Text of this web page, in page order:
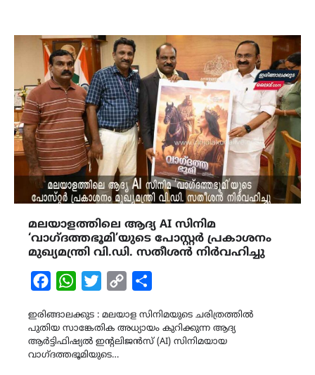
മലയാളത്തിലെ ആദ്യ AI സിനിമ
‘വാഗ്ദത്തഭൂമി’യുടെ പോസ്റ്റർ പ്രകാശനം
മുഖ്യമന്ത്രി വി.ഡി. സതീശൻ നിർവഹിച്ചു
FacebookWhatsAppTwitterCopy
ഇരിങ്ങാലക്കുട : മലയാള സിനിമയുടെ ചരിത്രത്തിൽ
പുതിയ സാങ്കേതിക അധ്യായം കുറിക്കുന്ന ആദ്യ
ആർട്ടിഫിഷ്യൽ ഇന്റലിജൻസ് (AI) സിനിമയായ
വാഗ്ദത്തഭൂമിയുടെ…